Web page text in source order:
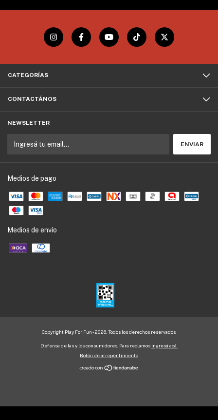
CATEGORÍAS
CONTACTÁNOS
NEWSLETTER
Medios de pago
Medios de envío
Copyright Play For Fun - 2026. Todos los derechos reservados.
Defensa de las y los consumidores. Para reclamos ingresá acá.
Botón de arrepentimiento